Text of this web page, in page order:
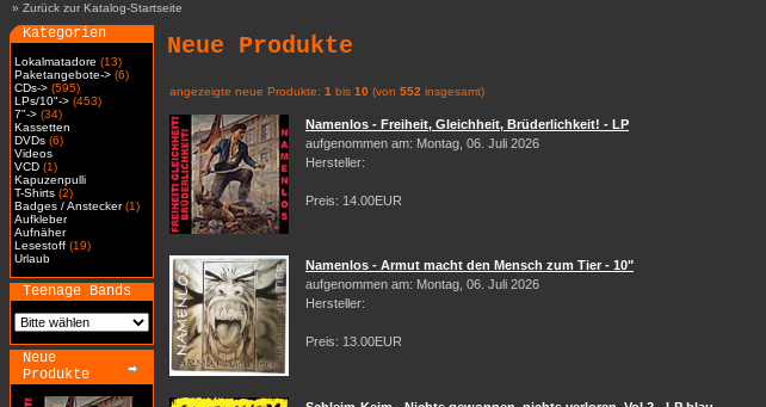
» Zurück zur Katalog-Startseite
Kategorien
Lokalmatadore (13)
Paketangebote-> (6)
CDs-> (595)
LPs/10"-> (453)
7"-> (34)
Kassetten
DVDs (6)
Videos
VCD (1)
Kapuzenpulli
T-Shirts (2)
Badges / Anstecker(1)
Aufkleber
Aufnäher
Lesestoff (19)
Urlaub
Teenage Bands
Neue
Produkte
Neue Produkte
angezeigte neue Produkte: 1 bis 10 (von 552 insgesamt)
Namenlos - Freiheit, Gleichheit, Brüderlichkeit! - LP
aufgenommen am: Montag, 06. Juli 2026
Hersteller:
Preis: 14.00EUR
Namenlos - Armut macht den Mensch zum Tier - 10"
aufgenommen am: Montag, 06. Juli 2026
Hersteller:
Preis: 13.00EUR